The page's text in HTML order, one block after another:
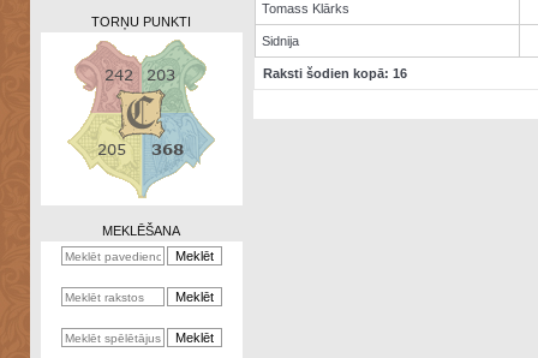
Zināšanu
kalkulators
TORŅU PUNKTI
MEKLĒŠANA
Tomass Klārks
Sidnija
Raksti šodien kopā: 16